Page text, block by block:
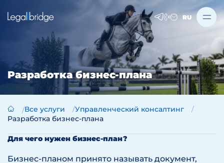
RU
Разработка бизнес-плана
Все услуги
Управленческий консалтинг
Разработка бизнес-плана
Для чего нужен бизнес-план?
Бизнес-планом принято называть документ,